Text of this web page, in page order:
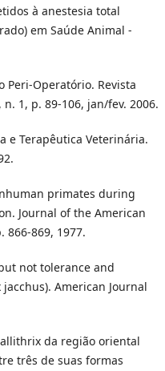
à anestesia total
em Saúde Animal -
Peri-Operatório. Revista
1, p. 89-106, jan/fev. 2006.
e Terapêutica Veterinária.
primates during
Journal of the American
866-869, 1977.
not tolerance and
American Journal
da região oriental
três de suas formas